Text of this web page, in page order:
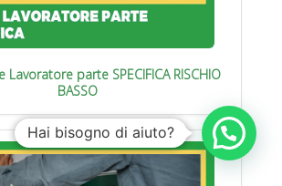
Lavoratore parte SPECIFICA RISCHIO
BASSO
Hai bisogno di aiuto?